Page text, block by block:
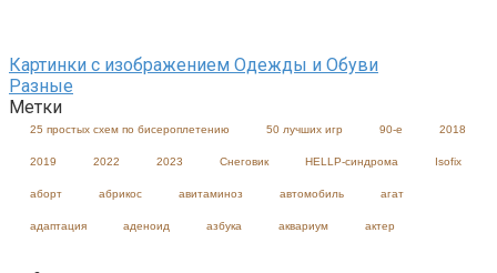
Картинки с изображением Одежды и Обуви
Разные
Метки
25 простых схем по бисероплетению 50 лучших игр 90-е 2018
2019 2022 2023 Cнеговик HELLP-синдрома Isofix
аборт абрикос авитаминоз автомобиль агат
адаптация аденоид азбука аквариум актер